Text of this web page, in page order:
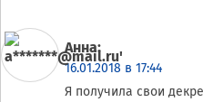
Анна:
16.01.2018 в 17:44
Я получила свои